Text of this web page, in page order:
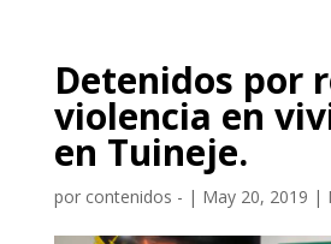
Detenidos por
violencia en
en Tuineje.
por contenidos - | May 20, 2019 |